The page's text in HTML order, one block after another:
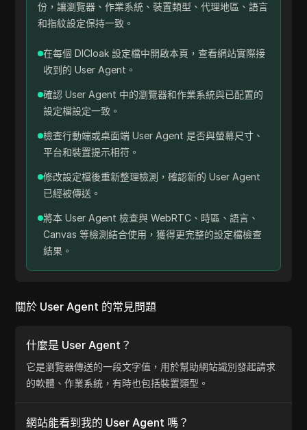
份，讓瀏覽器、作業系統、裝置類型、代理地區、語言
和指紋設定保持一致。
在每個 DICloak 設定檔中開啟本頁，查看網站實際接
收到的 User Agent。
確認 User Agent 中的瀏覽器和作業系統與已配置的
設定檔設定一致。
檢查行動端或桌面端 User Agent 是否與螢幕尺寸、
平台和裝置提示相符。
修改設定檔後重新整理檢測，確認新的 User Agent
已經被傳送。
將本 User Agent 檢查與 WebRTC、時區、語言、
Canvas 等檢測結合使用，獲得更完整的設定檔檢查
結果。
關於 User Agent 的常見問題
什麼是 User Agent？
它是瀏覽器傳送的一段文字值，用於幫助網站識別發起請求
的軟體、作業系統，有時也包括裝置類型。
網站能看到我的 User Agent 嗎？